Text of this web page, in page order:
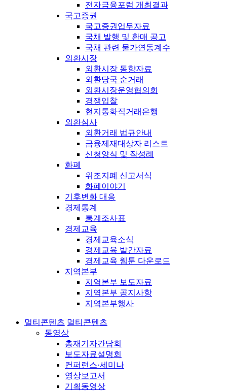
전자금융포럼 개최결과
국고증권
국고증권업무자료
국채 발행 및 환매 공고
국채 관련 물가연동계수
외환시장
외환시장 동향자료
외환당국 순거래
외환시장운영협의회
경쟁입찰
현지통화직거래은행
외환심사
외환거래 법규안내
금융제재대상자 리스트
신청양식 및 작성례
화폐
위조지폐 신고서식
화폐이야기
기후변화 대응
경제통계
통계조사표
경제교육
경제교육소식
경제교육 발간자료
경제교육 웹툰 다운로드
지역본부
지역본부 보도자료
지역본부 공지사항
지역본부행사
멀티콘텐츠 멀티콘텐츠
동영상
총재기자간담회
보도자료설명회
컨퍼런스·세미나
영상보고서
기획동영상